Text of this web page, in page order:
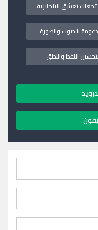
تعشق الانجليزية
بالصوت والصورة